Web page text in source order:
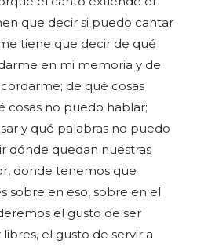
que decir si puedo cantar
tiene que decir de qué
en mi memoria y de
de qué cosas
cosas no puedo hablar;
y qué palabras no puedo
dónde quedan nuestras
donde tenemos que
sobre en eso, sobre en el
el gusto de ser
el gusto de servir a